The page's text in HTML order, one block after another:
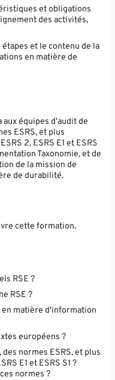
et obligations
des activités,
et le contenu de la
en matière de
équipes d'audit de
ESRS, et plus
2, ESRS E1 et ESRS
Taxonomie, et de
de la mission de
de durabilité.
cette formation.
RSE ?
RSE ?
matière d'information
européens ?
normes ESRS, et plus
E1 et ESRS S1 ?
normes ?